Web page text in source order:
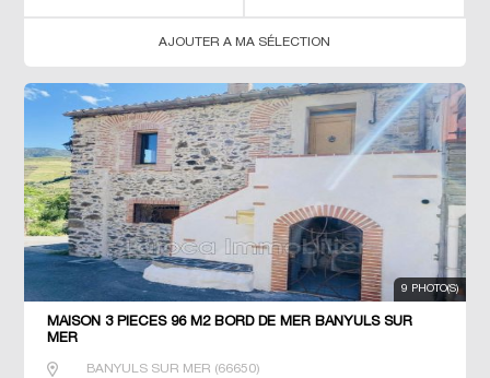
AJOUTER A MA SÉLECTION
9 PHOTO(S)
MAISON 3 PIECES 96 M2 BORD DE MER BANYULS SUR
MER
BANYULS SUR MER (66650)